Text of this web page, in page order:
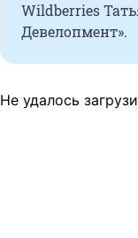
Wildberries
Девелопмент».
Не удалось